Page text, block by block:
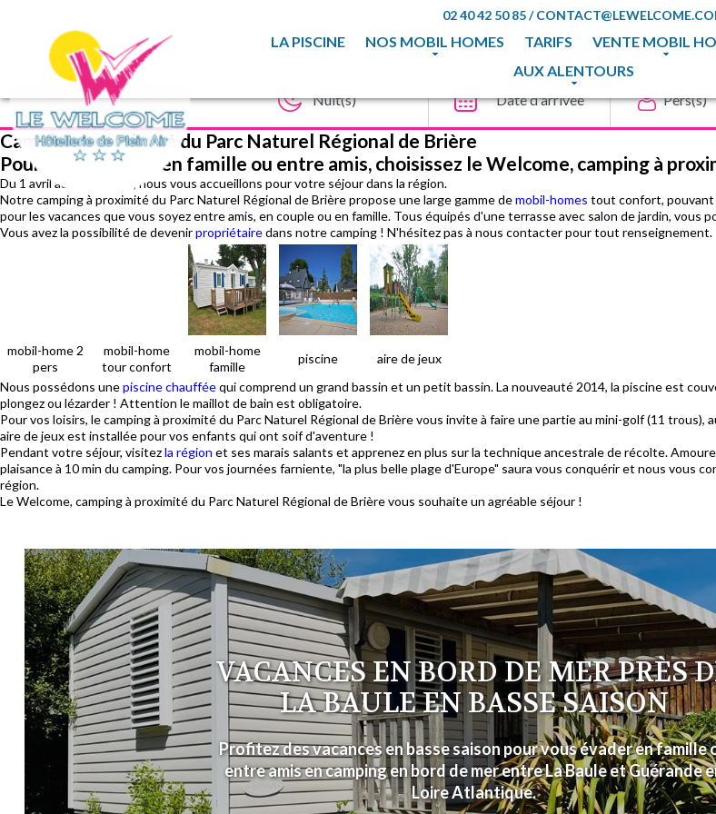
02 40 42 50 85/
LA PISCINE NOS MOBIL HOMES TARIFS VENTE MOBIL
AUX ALENTOURS
Camping à proximité du Parc Naturel Régional de Brière
Pour vos vacances en famille ou entre amis, choisissez le Welcome, camping à
Du 1 avril au 15 octobre, nous vous accueillons pour votre séjour dans la région.
Notre camping à proximité du Parc Naturel Régional de Brière propose une large gamme demobil-homes tout confort, pouvant
pour les vacances que vous soyez entre amis, en couple ou en famille. Tous équipés d'une terrasse avec salon de jardin, vous
Vous avez la possibilité de devenirpropriétairedans notre camping ! N'hésitez pas à nous contacter pour tout renseignement.
mobil-home 2
pers
mobil-home
tour confort
mobil-home
famille
piscine
aire de jeux
Nous possédons unepiscine chaufféequi comprend un grand bassin et un petit bassin. La nouveauté 2014, la piscine est
plongez ou lézarder ! Attention le maillot de bain est obligatoire.
Pour vos loisirs, le camping à proximité du Parc Naturel Régional de Brière vous invite à faire une partie au mini-golf (11
aire de jeux est installée pour vos enfants qui ont soif d'aventure !
Pendant votre séjour, visitezla région et ses marais salants et apprenez en plus sur la technique ancestrale de récolte.
plaisance à 10 min du camping. Pour vos journées farniente, "la plus belle plage d'Europe" saura vous conquérir et nous vous
région.
Le Welcome, camping à proximité du Parc Naturel Régional de Brière vous souhaite un agréable séjour !
VACANCES EN BORD DE MER PRÈS
LA BAULE EN BASSE SAISON
Profitez des vacances en basse saison pour vous évader en famille
entre amis en camping en bord de mer entre La Baule et Guérande
Loire Atlantique.